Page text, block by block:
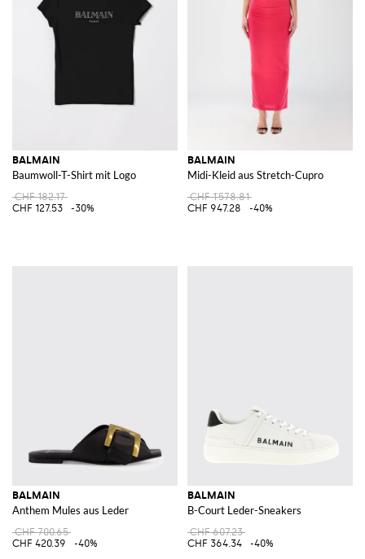
BALMAIN
Baumwoll-T-Shirt mit Logo
CHF 182.17
CHF 127.53
-30%
BALMAIN
Midi-Kleid aus Stretch-Cupro
CHF 1'578.81
CHF 947.28
-40%
BALMAIN
Anthem Mules aus Leder
CHF 700.65
CHF 420.39
-40%
BALMAIN
B-Court Leder-Sneakers
CHF 607.23
CHF 364.34
-40%